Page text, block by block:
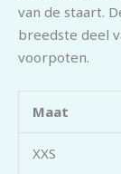
van de staart.
breedste deel
voorpoten.
Maat
XXS